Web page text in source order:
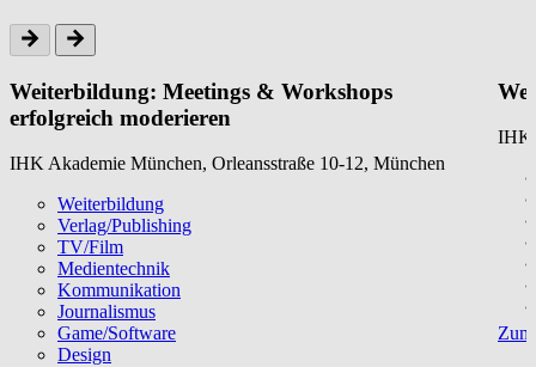
Weiterbildung: Meetings & Workshops
erfolgreich moderieren
IHK Akademie München, Orleansstraße 10-12, München
Weiterbildung
Verlag/Publishing
TV/Film
Medientechnik
Kommunikation
Journalismus
Game/Software
Design
IHK